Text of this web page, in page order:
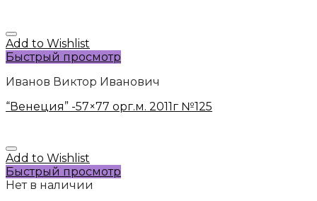
Add to Wishlist
Быстрый просмотр
Иванов Виктор Иванович
“Венеция” -57×77 орг.м. 2011г №125
Add to Wishlist
Быстрый просмотр
Нет в наличии